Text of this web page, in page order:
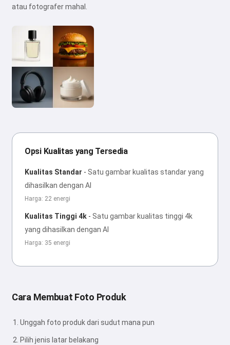
atau fotografer mahal.
Opsi Kualitas yang Tersedia
Kualitas Standar - Satu gambar kualitas standar yang
dihasilkan dengan AI
Harga: 22 energi
Kualitas Tinggi 4k - Satu gambar kualitas tinggi 4k
yang dihasilkan dengan AI
Harga: 35 energi
Cara Membuat Foto Produk
Unggah foto produk dari sudut mana pun
Pilih jenis latar belakang